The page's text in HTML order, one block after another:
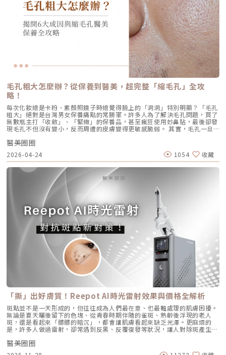
菲洛療程前後注意事項術前： 停止服用抗凝血藥物（如阿斯匹靈、維他命
E） 治療當天避免化妝、飲酒 保持作息規律，避免熬夜與重度壓力術後：
24小時內避免按摩施打部位 三天內避免劇烈運動與三溫暖 一週內避免臉部
熱敷與刺激性護膚產品 建議加強保濕、防曬，幫助效果延長璞菲洛副作用
與風險Profhilo屬於非交聯玻尿酸，不含化學交聯劑，生物相容性極佳，副
作用相對少。常見輕微反應包括： 注射處短暫腫脹、微紅 局部輕微瘀青
（數日內可自行消退） 極少數人可能會有輕微搔癢或壓痛感，通常在數天
內緩解※ 選擇合法診所與原廠授權產品，是避免療程風險最關鍵的因素。
為什麼 Profhilo 成為新一代醫美趨勢？隨著醫美觀念的演變，越來越多人
追求自然、柔和的改善效果，不希望臉部看起來僵硬或過度膨脹。Profhilo
與傳統填充型療程最大的不同，在於它獨特的「重建」式作用。Profhilo
並非單純地填補，而是將高濃度玻尿酸均勻分布於肌膚真皮層，從底層刺激
膠原蛋白與彈力蛋白新生，啟動肌膚的自我修復能力，讓效果柔和自然，能
有效降低傳統填充物可能帶來的異物感，也更貼近肌膚自然老化的邏輯。此
外，Profhilo 完美契合了當前醫美市場「微侵入式」與「預防型保養」的
趨勢。它填補了日常保養品與侵入式手術之間的空缺，不需像肉毒桿菌那樣
限制表情，也不需要像手術拉皮那樣漫長的恢復期。對於生活忙碌、注重效
率的現代人來說，這讓它更容易被接受，成為許多人延緩老化、提升膚質的
首選。臨床案例分享以下為原廠提供的實際案例，透過Profhilo逆時針療
程，觀察治療前後肌膚狀態的變化，供大家參考了解療程效果。璞菲洛
Profhilo常見Q&AQ1：PROFHILO和水光療程有什麼差別？ 水光著重在肌
膚表層補水，讓皮膚變得水嫩透亮；而PROFHILO作用層次更深，不只補
水，還能活化膠原蛋白、彈力蛋白等細胞修復，提升整體彈性與緊緻度。它
的特點是透過穩定擴散來刺激肌膚自我修復，不靠刺激或破壞，適合想全面
改善膚況的人。Q2：可以和電波、音波等療程搭配嗎？ 可與電波、音波等
療程搭配使用，建議間隔約兩週，具體施打順序與時間需由醫師評估。電
波、音波術後可加速肌膚修復並延長效果，但需等皮膚完全降溫後再進行
Profhilo療程。施打前請務必諮詢醫師，遵從專業建議安排療程。Q3：璞
菲洛每年需要打幾次？ 一個完整療程通常包含三次施打，前兩次相隔約一
個月，第三次則可在四到六個月後進行。視個人膚況與需求，也可安排後續
加強療程，以延續效果。Q4：頸紋、手部老化也能打嗎？ 可以。Profhilo
在頸部與手背同樣有良好表現，能改善乾紋與鬆弛，是全方位肌膚重建療
程。Q5：是否適合所有膚質？ 大多數人皆可接受，但孕婦、哺乳中女性與
對玻尿酸過敏者不建議施打。Q6：哪些人適合做Profhilo？需要幾歲才能
做？Profhilo適合有初期老化、乾燥或鬆弛困擾的人，通常建議從30歲以後
就可以評估施作。特別推薦給希望改善膚況，又不想讓五官改變或產生膨脹
感的人。Q7：施打Profhilo會很痛嗎？會不會腫？需要修復期嗎？療程過
程簡單快速，使用極細針在臉部五個特定位點注射，疼痛感輕微。少數人會
有暫時性紅腫或小腫塊，通常幾小時內可自然消退，不會影響日常活動。
Q8：Profhilo成分天然嗎？會不會引起過敏？Profhilo採用高純度、非動
物來源的玻尿酸，不含常見交聯劑成分，安全性高，過敏反應發生機率非常
低，並獲得歐盟CE安全認證。Profhilo璞菲洛是突破傳統玻尿酸觀念的療
程，不以填充為主，而是提升肌膚自癒力與膚質的「逆時針保養」新選擇。
如果你渴望不影響生活的微創保養，並希望從根本改善膚質，Profhilo 絕
對值得你列入考量。在選擇療程前，務必諮詢專業醫師，評估自身膚況與適
合方案，才能真正達到年輕又自然的理想狀態。選擇合法診所、專業醫師與
原廠產品，是安全變美的不二法門。★溫馨提醒★小編要提醒大家，醫療並
非單純的商業交易，所有的療程都伴隨著風險。因此，作為消費者應該謹慎
選擇合適的醫療方案，以確保安全與健康。
生活作息下，一次優良的治療效果可維持 12–18 個月。四、 蔡醫師的減齡
處方箋：美音二代的精準佈點很多診所標榜「破千條」的音波，但我始終堅
持：條數不是越多越好，精準度才是關鍵。過多的能量可能造成脂肪萎縮
（臉凹），過少則無感。在辰美學，我會根據每一位客人的臉型厚薄、鬆弛
程度，規劃專屬的能量地圖。以下是 2026 年我常用的建議處方： 施作區
更好的「精緻度」，我常會建議在音波拉提後，搭配再生針（瑞德喜）進行
外輪廓的固定，或是以「混合式填充」補足流失的骨架支撐。這種「由內拉
提、由外固定」的複合思維，才是現代抗老的趨勢。五、 2026 醫美行情與
避坑建議當妳搜尋「美國音波二代價格」時，會發現市場行情落差很大。身
為醫師，我必須提醒大家，費用背後包含的是原廠探頭成本、儀器維護、以
及最重要的「醫師的技術與判讀經驗」。 認明原廠授權：施打前請掃描儀
器與探頭 QR Code，確保非水貨或非法翻新探頭。 選擇認證醫師：音波拉
提需要精準的解剖學知識，只有受過原廠培訓的醫師，才能在「安全邊界
內」將能量發揮到極致。六、 結語：愛美，是為了成就更好的自己我常
說，醫美的意義不在於把妳變成另外一個人，而在於「找回最巔峰狀態的
妳」。看著客人在治療後，重新對鏡子裡的自己露出自信的微笑，那是我身
技術，結合我對面部結構的美感理解，悉心守護妳每一寸肌膚的張力。如果
您也對輪廓的流失感到焦慮，或者正猶豫哪種療程最適合自己，歡迎預約來
診間，讓我們在一個放鬆、透明的環境下，一起討論出最適合您的減齡計
畫。
菌（C. acnes）的溫床，細菌大量繁殖。 發炎反應：細菌代謝物引發免疫
反應，導致紅腫、化膿，形成嚴重的囊腫型或膿皰型痘痘。在這四個環節
中，「皮脂分泌過盛」是啟動後續一連串災難的開關。傳統的治療方式，如
抗生素主要針對殺菌；外用酸類主要針對去角質。唯有口服 A 酸能夠有效抑
制皮脂腺分泌，這也是為什麼口服 A 酸過去被視為治療嚴重痘痘的終極武
器。然而，口服 A 酸伴隨著全身性的副作用。而 AviClear 戰痘雷射的誕
生，就是為了一次解決這個痛點：我們能不能在不吃藥的情況下，精準且長
效地控制皮脂腺？什麼是 AviClear 戰痘雷射？解密 1726nm 的物理奇蹟
AviClear 戰痘雷射是一台利用特定波長光能來治療痤瘡的醫療儀器。它的核
心技術在於突破性的1726nm 波長雷射。1. 為什麼是 1726nm 波長？「專
吃油脂」的標靶治療在雷射醫學中，不同的波長會被不同的目標物（如黑色
素、血紅素、水分）吸收。1726nm 這個波長非常特殊，它在人體組織
中，被皮脂（油脂）吸收的效率，大約是被水分吸收的 2 倍。當 AviClear
的雷射光束打入真皮層時，能量會精準地被富含油脂的「皮脂腺」大量吸
收，進而產生熱能。這些熱能會破壞過度活躍的皮脂腺細胞，變得萎縮、分
泌量大幅下降。當沒有過多的油脂，毛孔就不易堵塞，痤瘡桿菌也失去了生
存的養分，痘痘自然就失去了生長的溫床。2. AviCool™ 藍寶石冷卻系統：
保護表皮，大幅提升舒適度既然要用熱能破壞深層的皮脂腺，表皮會不會被
燙傷？這正是 AviClear 的另一項核心專利。機器配備了專屬的 AviCool™
藍寶石接觸式冷卻系統。在雷射擊發前、擊發中與擊發後，冷卻系統會持續
將表皮溫度維持在安全的低溫狀態。這不僅能防止表皮熱傷害、避免術後反
黑，更大幅降低了療程中的痛感，讓患者在不需要敷麻藥的情況下（視個人
耐受度而定），也能順利完成治療。AviClear 戰痘雷射 vs. 藍雷射與傳統療
法：抗痘金大PK過去我們面對嚴重的青春痘，「吞口服A酸」幾乎是唯一的
終極解方。然而，隨著光電科技的突破，現代的醫美抗痘已經邁入了「精準
破壞皮脂腺」的新紀元。目前市面上討論度最高的兩大抗痘黑科技，分別是
AviClear 戰痘雷射與 CAPRI 藍雷射。雖然兩者都主打不吃藥、從根源控
油，但在波長與作用機制上卻有著根本的差異。我們該如何選擇？它們與傳
統的口服A酸又有什麼不同？以下為您全面解析。頂尖對決：AviClear 戰痘
雷射 vs. CAPRI 藍雷射這兩款都是目前熱門的無藥物抗痘雷射，雖然目標一
致，但「作戰策略」卻截然不同：1. AviClear 戰痘雷射（1726nm）：專
注皮脂腺的「源頭阻斷」作用原理：搭載專利 1726nm 波長，具備極高的
「油脂專一性」，能穿透皮膚精準鎖定並加熱肥大的皮脂腺，使其萎縮。核
心強項：直接從源頭切斷出油量並破壞痘痘的生長環境，主打極長效的抗痘
與控油效果，非常適合追求長期穩定膚況、不想依賴藥物的人。2. CAPRI
藍雷射（1450nm + 450nm）：控油＋殺菌的「雙效複合」作用原理：結
合 1450nm 的熱能來縮減皮脂腺（控油），同時搭配 450nm 藍光直接消
滅表皮的痤瘡桿菌（殺菌）。核心強項：雙管齊下，對於臉上正在急性發
炎、紅腫的痘痘，具有極佳的立即退紅與消炎效果，適合需要快速壓制大面
積發炎的患者。3. 傳統終極武器：口服A酸（Isotretinoin）作用原理：屬
於全身性的系統性治療。它能全面抑制皮脂腺分泌、使皮脂腺萎縮，同時促
進毛囊正常角化，並大幅減少發炎反應與痤瘡桿菌增生。核心強項：能夠一
次打擊痘痘的四大成因，對於嚴重型、結節囊腫型痘痘，或是對其他治療
（包含抗生素、外用藥膏）無效的頑固型痘痘，具有極高的治癒率與長效
性。需注意事項：伴隨較明顯的副作用，最常見包含嘴唇乾裂、皮膚乾燥脫
皮、眼睛乾澀等。此外，孕婦絕對禁用（具致畸胎性），療程期間需配合醫
師定期抽血監測肝功能與血脂，且通常需持續服用數個月至一年以上以達到
標準的累積劑量。CAPRI 藍雷射與 AviClear 戰痘雷射最主要的差異，在於
「雷射波長」與「對油脂的吸收破壞力」。簡單來說，藍雷射主打「控油加
殺菌」的雙效機制，適合用來對付輕中度的痘痘與毛孔粗大問題；而
毛孔粗大怎麼辦？從保養到醫美，超完整「縮毛孔」全攻
略！
每次化妝總是卡粉、素顏照鏡子時總覺得臉上的「洞洞」特別明顯？「毛孔
粗大」絕對是台灣男女保養痛點的常勝軍。許多人為了解決毛孔問題，買了
無數瓶主打「收斂」、「緊緻」的保養品，甚至瘋狂使用妙鼻貼，最後卻發
現毛孔不但沒有變小，反而周遭的皮膚變得更敏感脆弱。 其實，毛孔一旦
被撐大，就像是被撐鬆的橡皮筋，光靠日常塗抹保養品是很難「完全逆轉」
的。想要有效改善毛孔粗大，我們必須先搞懂你的毛孔是哪一種「型」，才
能對症下藥！這篇文章將帶你從日常保養到專業醫美療程，全面拯救毛孔粗
大的終極對策。為什麼我的毛孔會變大？揭開毛孔粗大的 6大元兇在探討怎
麼解決之前，我們得先抓出讓毛孔變大的罪魁禍首。毛孔粗大絕對不是單一
原因造成的，通常是以下幾個因素交織而成的結果：1. 【油脂型毛孔】：中
東油田的擴建工程毛孔是皮脂排出的主要通道。當你的皮脂腺天生比較發
達，或是受到氣溫升高、荷爾蒙波動、常吃高油高糖食物影響，導致出油量
大增時，通道就會被迫「擴建」來排出這些大量油脂。2. 【角質型毛孔】：
通道堵塞引發的連鎖反應健康的肌膚會自然代謝老廢角質，但如果代謝異
常，這些廢棄角質就會和皮脂、空氣中的髒污混合在一起，死死地堵塞在毛
孔開口。久而久之，毛孔就像被塞了軟木塞一樣，被越撐越大。3. 【老化型
毛孔】：膠原蛋白流失的初老警報真皮層中的「膠原蛋白」和「彈力蛋白」
就像是撐起毛孔的堅固地基。隨著年齡增長，或是長期不防曬導致的「光老
化」，地基流失、失去支撐力，毛孔邊緣的肌膚就會順著地心引力往下垂。
4. 【缺水型毛孔】：肌膚乾旱造成的表面危機這點常被許多人忽略！當角質
層極度缺水時，毛孔周圍的表皮細胞會像失去水分的蘋果一樣乾癟、萎縮，
無法飽滿排列。在細胞與細胞之間的縫隙變大之下，視覺上毛孔就顯得非常
明顯。5. 【疤痕型毛孔】：手癢硬擠留下的歷史遺跡嚴格來說這已經是「痘
疤」的範疇。過去長了嚴重的發炎性青春痘，或是手癢過度暴力擠壓，導致
真皮層組織嚴重受損。在傷口修復的過程中產生了纖維化拉扯，最終形成不
可逆的凹洞。6. 【蟎蟲型毛孔】：隱形的微小房客在作怪我們的臉上本來就
有共生的「蠕形蟎蟲」，但當免疫力下降、皮脂分泌失衡，或是過度清潔破
壞皮脂膜時，蟎蟲就會大量異常繁殖。牠們會啃食皮脂、進出毛囊，蟲體的
排泄物與屍體會引發毛囊發炎，進而把毛孔撐大。如何從日常居家保養穩住
毛孔不失控？雖然保養品無法讓已經擴大的毛孔完全「縮回」，但正確的居
家保養，能幫助控制毛孔不再進一步擴張，並改善整體膚質的平滑度。1. 溫
和清潔，不過度刺激：選擇胺基酸系等溫和潔顏產品，一天清潔 1～2 次即
可。避免頻繁使用磨砂或強力去角質產品，以減少對皮膚屏障的刺激。2. 適
度使用酸類，幫助代謝角質：對於油脂分泌較旺或粉刺型毛孔，可在醫師或
專業建議下使用酸類保養品： 水楊酸（BHA）：脂溶性，能深入毛孔幫助
醫美圈圈
2026-04-24 1054 收藏
「撕」出好膚質！Reepot AI時光雷射效果與價格全解析
斑點並不是一天形成的，但往往成為人們最在意、也最難處理的肌膚困擾。
無論是夏天曬後留下的色塊、從青春時期伴隨的雀斑、熟齡後浮現的老人
斑，還是看起來「髒髒的暗沉」，都會讓肌膚看起來缺乏光澤。更麻煩的
是，許多人做過雷射，卻常遇到反黑、反覆復發等狀況，讓人對除斑產生陰
影。 Reepot AI時光雷射（仿單名為「蕾璞釹雅各雷射系統」，衛部醫器輸
字第 037165 號）自 2025 年 7 月上市後便迅速受到關注，被視為色素治
療領域重要新進展。它重新定義了傳統除斑的思維，將以往以熱能為主的
醫美圈圈